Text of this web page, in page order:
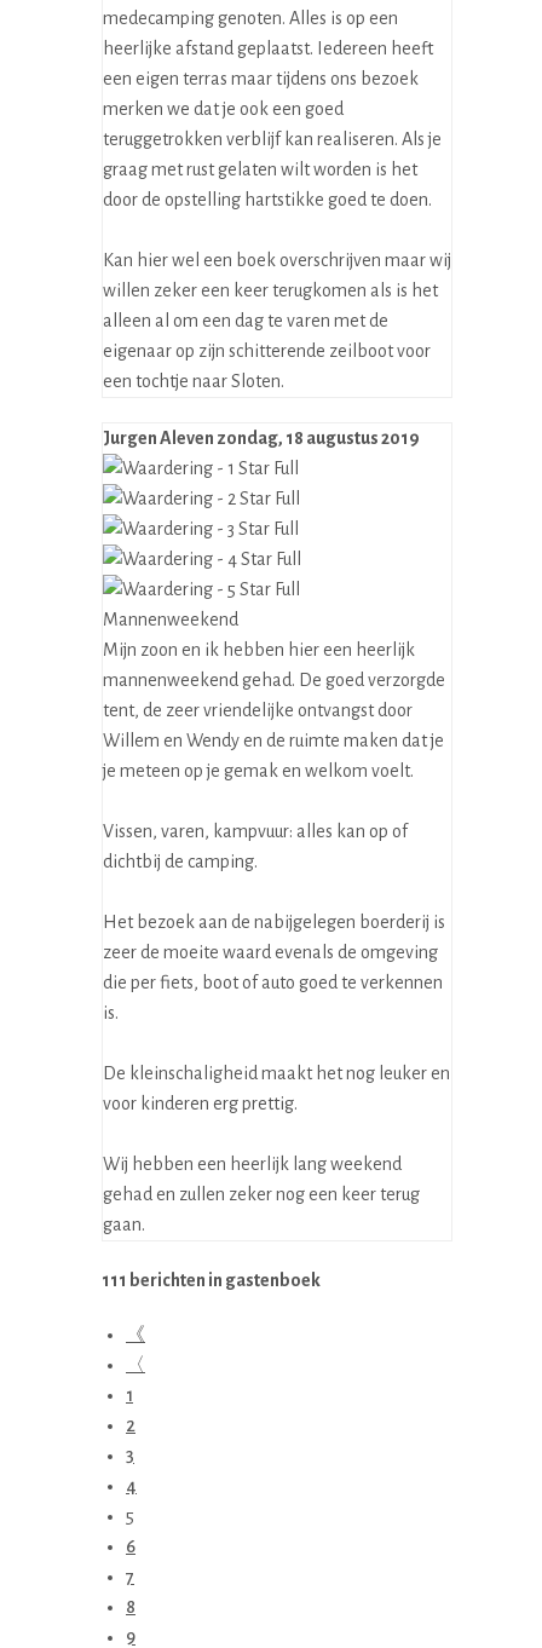
medecamping genoten. Alles is op een
heerlijke afstand geplaatst. Iedereen heeft
een eigen terras maar tijdens ons bezoek
merken we dat je ook een goed
teruggetrokken verblijf kan realiseren. Als je
graag met rust gelaten wilt worden is het
door de opstelling hartstikke goed te doen.
Kan hier wel een boek overschrijven maar wij
willen zeker een keer terugkomen als is het
alleen al om een dag te varen met de
eigenaar op zijn schitterende zeilboot voor
een tochtje naar Sloten.
Jurgen Aleven zondag, 18 augustus 2019
Mannenweekend
Mijn zoon en ik hebben hier een heerlijk
mannenweekend gehad. De goed verzorgde
tent, de zeer vriendelijke ontvangst door
Willem en Wendy en de ruimte maken dat je
je meteen op je gemak en welkom voelt.
Vissen, varen, kampvuur: alles kan op of
dichtbij de camping.
Het bezoek aan de nabijgelegen boerderij is
zeer de moeite waard evenals de omgeving
die per fiets, boot of auto goed te verkennen
is.
De kleinschaligheid maakt het nog leuker en
voor kinderen erg prettig.
Wij hebben een heerlijk lang weekend
gehad en zullen zeker nog een keer terug
gaan.
111 berichten in gastenboek
《
〈
1
2
3
4
5
6
7
8
9